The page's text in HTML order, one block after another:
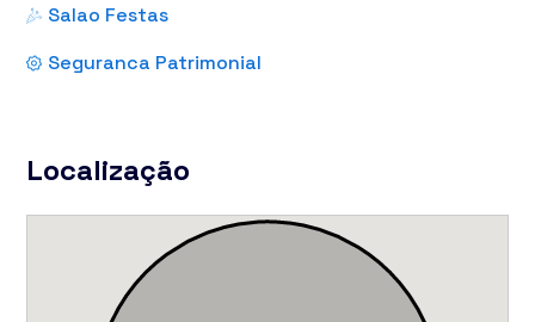
Salao Festas
Seguranca Patrimonial
Localização